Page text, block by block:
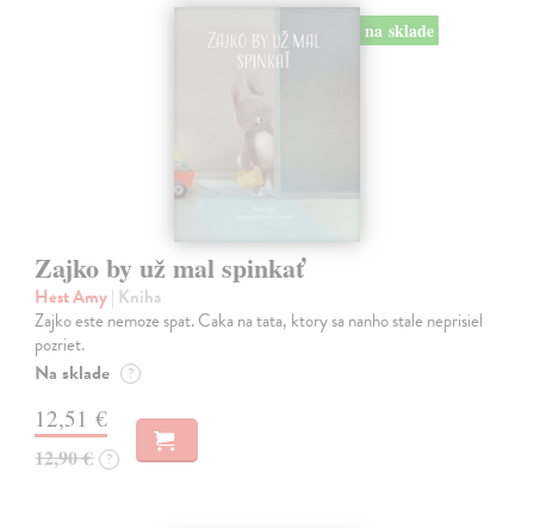
na sklade
Zajko by už mal spinkať
Hest Amy| Kniha
Zajko este nemoze spat. Caka na tata, ktory sa nanho stale neprisiel
pozriet.
Na sklade ?
12,51 €
12,90 € ?